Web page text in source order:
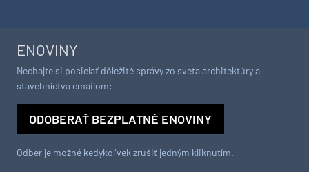
ENOVINY
Nechajte si posielať dôležité správy zo sveta architektúry a
stavebníctva emailom:
ODOBERAŤ BEZPLATNÉ ENOVINY
Odber je možné kedykoľvek zrušiť jedným kliknutím.